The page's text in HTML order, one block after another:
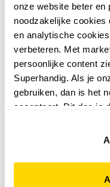
onze website beter en
noodzakelijke cookies
en analytische
verbeteren. Met
persoonlijke content
Superhandig. Als je
gebruiken, dan is het
accepteert. Dit doe je
website niet optimaal